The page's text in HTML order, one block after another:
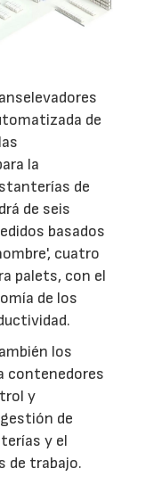
de
la
de
de seis
basados
cuatro
palets, con el
de los
los
contenedores
y
de
y el
de trabajo.